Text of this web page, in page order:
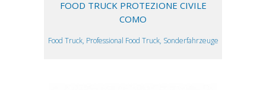
FOOD TRUCK PROTEZIONE CIVILE
COMO
Food Truck, Professional Food Truck, Sonderfahrzeuge